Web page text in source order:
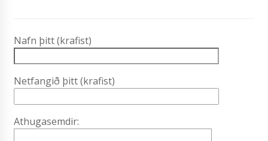
Nafn þitt (krafist)
Netfangið þitt (krafist)
Athugasemdir: